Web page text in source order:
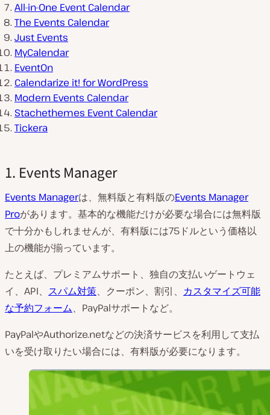
All-in-One Event Calendar
The Events Calendar
Just Events
MyCalendar
EventOn
Calendarize it! for WordPress
Modern Events Calendar
Stachethemes Event Calendar
Tickera
1. Events Manager
Events Managerは、無料版と有料版のEvents Manager
Proがあります。基本的な機能だけが必要な場合には無料版
で十分かもしれませんが、有料版には75ドルという価格以
上の機能が揃っています。
たとえば、プレミアムサポート、独自の支払いゲートウェ
イ、API、 スパム対策、クーポン、割引、 カスタマイズ可能
な予約フォーム、PayPalサポートなど。
PayPalやAuthorize.netなどの決済サービスを利用して支払
いを受け取りたい場合には、有料版が必要になります。